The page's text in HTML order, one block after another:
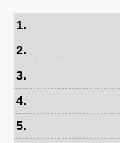
1.
2.
3.
4.
5.